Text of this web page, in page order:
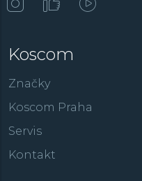
Koscom
Značky
Koscom Praha
Servis
Kontakt